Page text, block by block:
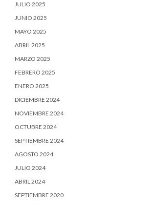
JULIO 2025
JUNIO 2025
MAYO 2025
ABRIL 2025
MARZO 2025
FEBRERO 2025
ENERO 2025
DICIEMBRE 2024
NOVIEMBRE 2024
OCTUBRE 2024
SEPTIEMBRE 2024
AGOSTO 2024
JULIO 2024
ABRIL 2024
SEPTIEMBRE 2020